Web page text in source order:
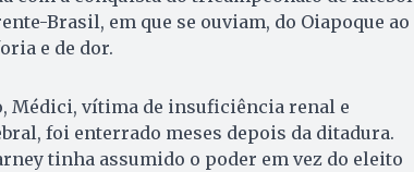
Brasil, em que se ouviam, do Oiapoque ao
e de dor.
Médici, vítima de insuficiência renal e
foi enterrado meses depois da ditadura.
tinha assumido o poder em vez do eleito